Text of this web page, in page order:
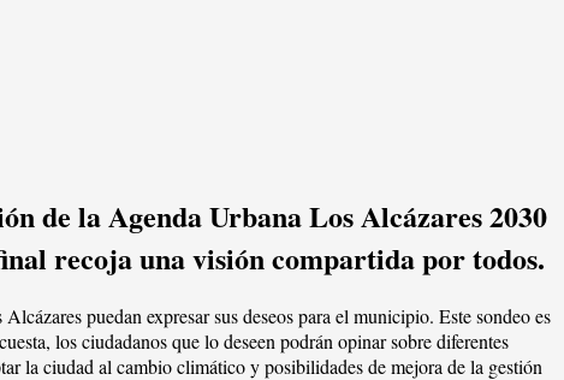
de la Agenda Urbana Los Alcázares 2030
recoja una visión compartida por todos.
puedan expresar sus deseos para el municipio. Este sondeo es
los ciudadanos que lo deseen podrán opinar sobre diferentes
la ciudad al cambio climático y posibilidades de mejora de la gestión